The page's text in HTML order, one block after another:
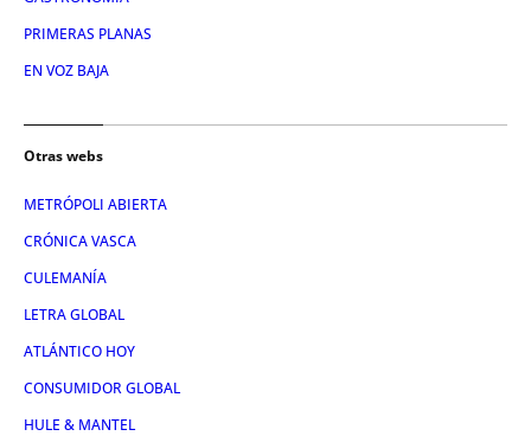
PRIMERAS PLANAS
EN VOZ BAJA
Otras webs
METRÓPOLI ABIERTA
CRÓNICA VASCA
CULEMANÍA
LETRA GLOBAL
ATLÁNTICO HOY
CONSUMIDOR GLOBAL
HULE & MANTEL